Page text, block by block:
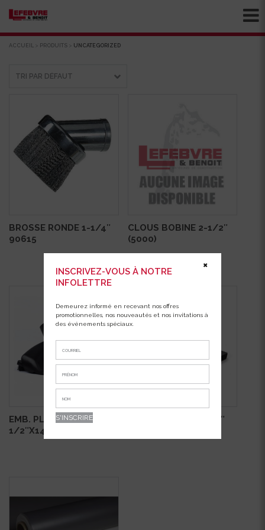
ACCUEIL > PRODUITS > UNCATEGORIZED
BROSSE RONDE 1-1/4″
90615
CLOUS BOBINE 2-1/2″
(5000)
EMB. PLAN/BROS2-
1/2″X14″ 90677
EMBOUT PLAT 2-1/2″
INSCRIVEZ-VOUS À NOTRE
INFOLETTRE
Demeurez informé en recevant nos offres
promotionnelles, nos nouveautés et nos invitations à
des événements spéciaux.
✖